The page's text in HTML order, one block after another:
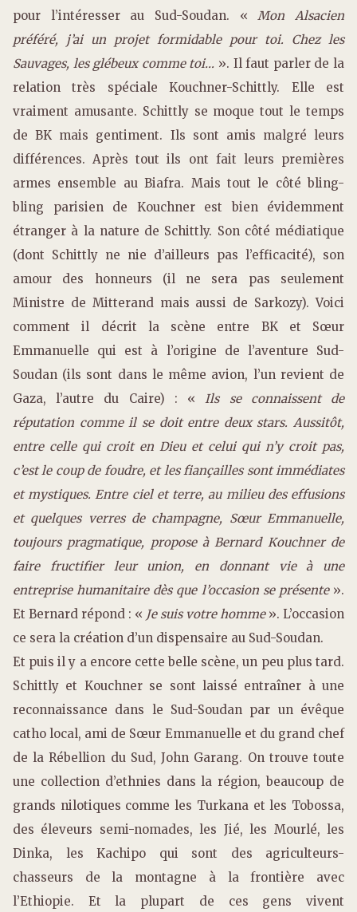
pour l’intéresser au Sud-Soudan. « Mon Alsacien
préféré, j’ai un projet formidable pour toi. Chez les
Sauvages, les glébeux comme toi… ». Il faut parler de la
relation très spéciale Kouchner-Schittly. Elle est
vraiment amusante. Schittly se moque tout le temps
de BK mais gentiment. Ils sont amis malgré leurs
différences. Après tout ils ont fait leurs premières
armes ensemble au Biafra. Mais tout le côté bling-
bling parisien de Kouchner est bien évidemment
étranger à la nature de Schittly. Son côté médiatique
(dont Schittly ne nie d’ailleurs pas l’efficacité), son
amour des honneurs (il ne sera pas seulement
Ministre de Mitterand mais aussi de Sarkozy). Voici
comment il décrit la scène entre BK et Sœur
Emmanuelle qui est à l’origine de l’aventure Sud-
Soudan (ils sont dans le même avion, l’un revient de
Gaza, l’autre du Caire) : « Ils se connaissent de
réputation comme il se doit entre deux stars. Aussitôt,
entre celle qui croit en Dieu et celui qui n’y croit pas,
c’est le coup de foudre, et les fiançailles sont immédiates
et mystiques. Entre ciel et terre, au milieu des effusions
et quelques verres de champagne, Sœur Emmanuelle,
toujours pragmatique, propose à Bernard Kouchner de
faire fructifier leur union, en donnant vie à une
entreprise humanitaire dès que l’occasion se présente».
Et Bernard répond : « Je suis votre homme». L’occasion
ce sera la création d’un dispensaire au Sud-Soudan.
Et puis il y a encore cette belle scène, un peu plus tard.
Schittly et Kouchner se sont laissé entraîner à une
reconnaissance dans le Sud-Soudan par un évêque
catho local, ami de Sœur Emmanuelle et du grand chef
de la Rébellion du Sud, John Garang. On trouve toute
une collection d’ethnies dans la région, beaucoup de
grands nilotiques comme les Turkana et les Tobossa,
des éleveurs semi-nomades, les Jié, les Mourlé, les
Dinka, les Kachipo qui sont des agriculteurs-
chasseurs de la montagne à la frontière avec
l’Ethiopie. Et la plupart de ces gens vivent